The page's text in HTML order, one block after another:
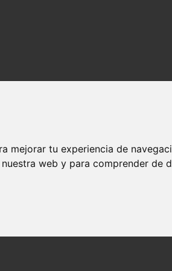
mejorar tu experiencia de
web y para comprender de